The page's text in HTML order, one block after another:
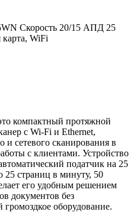
Скорость 20/15 АПД 25
карта, WiFi
компактный протяжной
с Wi‑Fi и Ethernet,
и сетевого сканирования в
с клиентами. Устройство
податчик на 25
25 страниц в минуту, 50
его удобным решением
документов без
громоздкое оборудование.